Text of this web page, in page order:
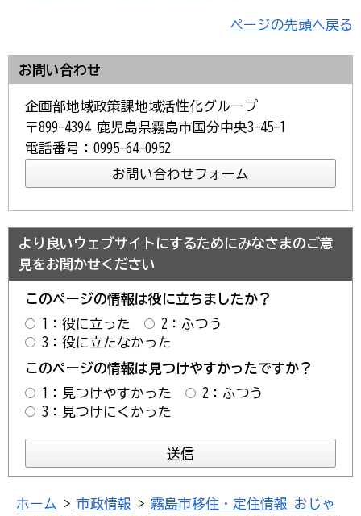
ページの先頭へ戻る
お問い合わせ
企画部地域政策課地域活性化グループ
〒899-4394 鹿児島県霧島市国分中央3-45-1
電話番号：0995-64-0952
より良いウェブサイトにするためにみなさまのご意
見をお聞かせください
このページの情報は役に立ちましたか？
1：役に立った
2：ふつう
3：役に立たなかった
このページの情報は見つけやすかったですか？
1：見つけやすかった
2：ふつう
3：見つけにくかった
ホーム > 市政情報 > 霧島市移住・定住情報 おじゃ